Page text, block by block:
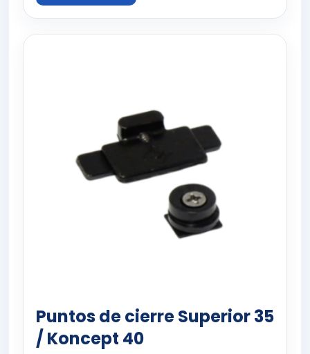
Puntos de cierre Superior 35
/ Koncept 40